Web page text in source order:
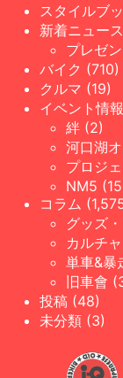
スタイルブ
新着ニュー
プレゼ
バイク (710)
クルマ (19)
イベント情
絆 (2)
河口湖
プロジ
NM5
コラム
グッズ
カルチ
単車&暴
旧車會
投稿 (48)
未分類 (3)